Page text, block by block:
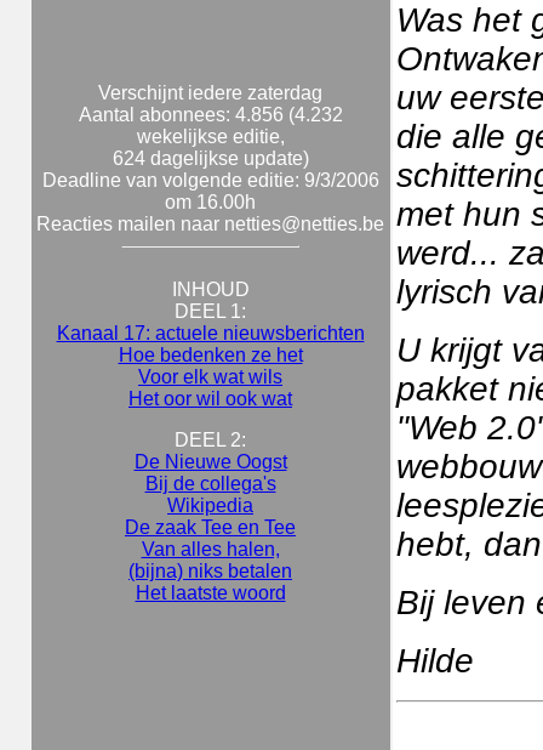
Verschijnt iedere zaterdag
Aantal abonnees: 4.856 (4.232
wekelijkse editie,
624 dagelijkse update)
Deadline van volgende editie: 9/3/2006
om 16.00h
Reacties mailen naar netties@netties.be
INHOUD
DEEL 1:
Kanaal 17: actuele nieuwsberichten
Hoe bedenken ze het
Voor elk wat wils
Het oor wil ook wat
DEEL 2:
De Nieuwe Oogst
Bij de collega's
Wikipedia
De zaak Tee en Tee
Van alles halen,
(bijna) niks betalen
Het laatste woord
Was het
uw
die alle
met hun
werd...
lyrisch
U krijgt
pakket
"Web
hebt,
Bij leven
Hilde